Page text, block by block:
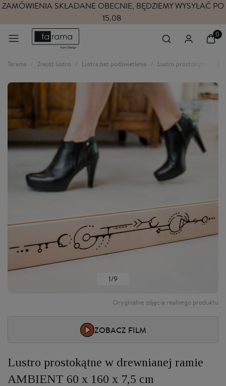
ZAMÓWIENIA SKŁADANE OBECNIE, BĘDZIEMY WYSYŁAĆ PO
15.08
Tarama Znajdź lustro Lustra bez podświetlenia Lustro prostokątne w
1/9
Oryginalne zdjęcia realnego produktu
ZOBACZ FILM
Lustro prostokątne w drewnianej ramie
AMBIENT 60 x 160 x 7,5 cm